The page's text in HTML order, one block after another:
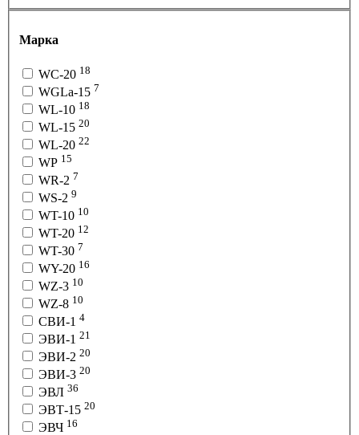
Марка
WC-20 18
WGLa-15 7
WL-10 18
WL-15 20
WL-20 22
WP 15
WR-2 7
WS-2 9
WT-10 10
WT-20 12
WT-30 7
WY-20 16
WZ-3 10
WZ-8 10
СВИ-1 4
ЭВИ-1 21
ЭВИ-2 20
ЭВИ-3 20
ЭВЛ 36
ЭВТ-15 20
ЭВЧ 16